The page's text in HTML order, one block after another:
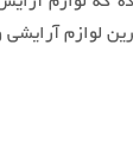
لوازم